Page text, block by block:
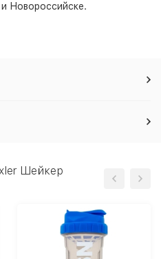
Новороссийске.
Шейкер